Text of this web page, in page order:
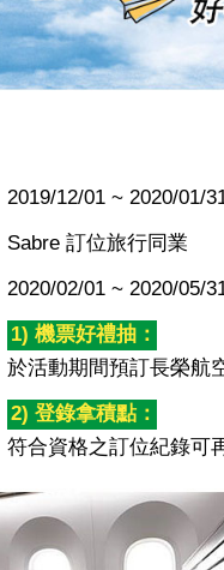
2019/12/01 ~ 2020/01/
Sabre 訂位旅行同業
2020/02/01 ~ 2020/05/
1) 機票好禮抽：
於活動期間預訂長榮航
2) 登錄拿積點：
符合資格之訂位紀錄可